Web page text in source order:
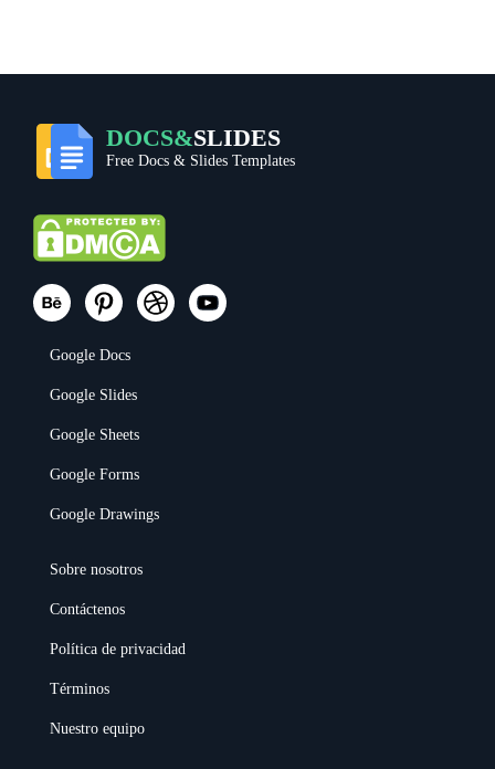
DOCS&SLIDES
Free Docs & Slides Templates
Google Docs
Google Slides
Google Sheets
Google Forms
Google Drawings
Sobre nosotros
Contáctenos
Política de privacidad
Términos
Nuestro equipo